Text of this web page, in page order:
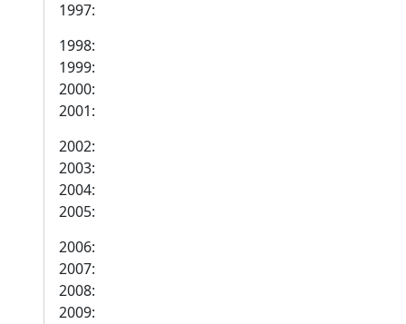
1997:
1998:
1999:
2000:
2001:
2002:
2003:
2004:
2005:
2006:
2007:
2008:
2009: